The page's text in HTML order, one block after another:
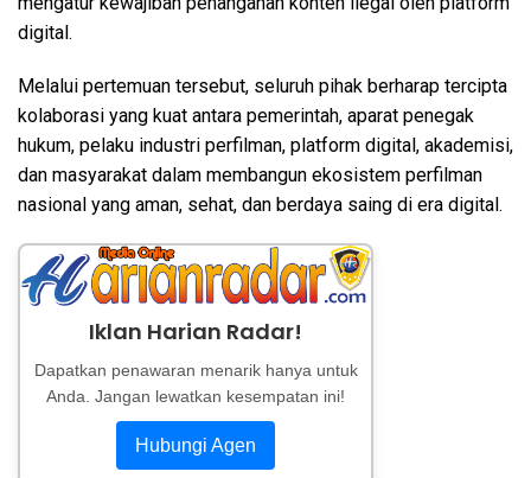
digital.
Melalui pertemuan tersebut, seluruh pihak berharap tercipta
kolaborasi yang kuat antara pemerintah, aparat penegak
hukum, pelaku industri perfilman, platform digital, akademisi,
dan masyarakat dalam membangun ekosistem perfilman
nasional yang aman, sehat, dan berdaya saing di era digital.
Iklan Harian Radar!
Dapatkan penawaran menarik hanya untuk
Anda. Jangan lewatkan kesempatan ini!
Hubungi Agen